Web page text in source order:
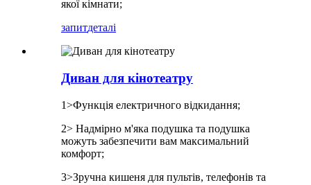
якої кімнати;
запитдеталі
Диван для кінотеатру
1>Функція електричного відкидання;
2> Надмірно м'яка подушка та подушка
можуть забезпечити вам максимальний
комфорт;
3>Зручна кишеня для пультів, телефонів та